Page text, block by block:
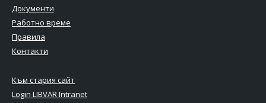
Документи
Работно време
Правила
Контакти
Към стария сайт
Login LIBVAR Intranet